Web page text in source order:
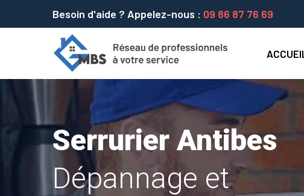
Besoin d'aide ? Appelez-nous : 09 86 87 76 69
ACCUEIL
Serrurier Antibes
Dépannage et